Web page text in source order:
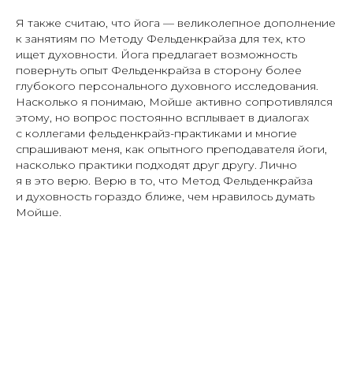
Я также считаю, что йога — великолепное дополнение
к занятиям по Методу Фельденкрайза для тех, кто
ищет духовности. Йога предлагает возможность
повернуть опыт Фельденкрайза в сторону более
глубокого персонального духовного исследования.
Насколько я понимаю, Мойше активно сопротивлялся
этому, но вопрос постоянно всплывает в диалогах
с коллегами фельденкрайз-практиками и многие
спрашивают меня, как опытного преподавателя йоги,
насколько практики подходят друг другу. Лично
я в это верю. Верю в то, что Метод Фельденкрайза
и духовность гораздо ближе, чем нравилось думать
Мойше.